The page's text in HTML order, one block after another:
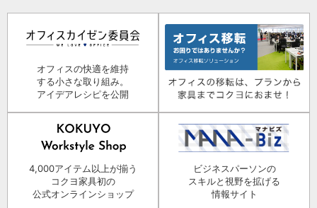
オフィスの快適を維持
する小さな取り組み。
アイデアレシピを公開
4,000アイテム以上が揃う
コクヨ家具初の
公式オンラインショップ
ビジネスパーソンの
スキルと視野を拡げる
情報サイト